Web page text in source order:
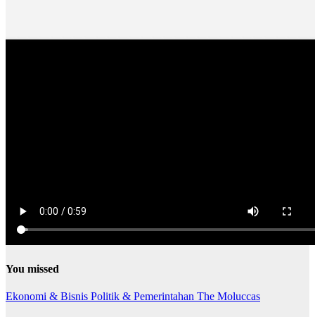
You missed
Ekonomi & Bisnis Politik & Pemerintahan The Moluccas